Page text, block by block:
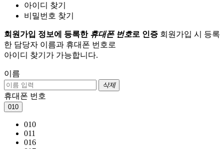
아이디 찾기
비밀번호 찾기
회원가입 정보에 등록한 휴대폰 번호로 인증 회원가입 시 등록
한 담당자 이름과 휴대폰 번호로
아이디 찾기가 가능합니다.
이름
삭제
휴대폰 번호
010
010
011
016